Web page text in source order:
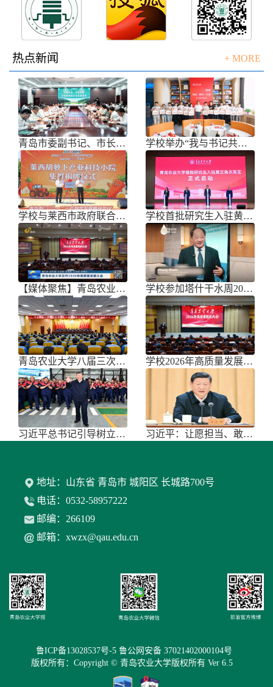
热点新闻 + MORE
青岛市委副书记、市长任刚来校调研 学校举办“我与书记共话成长”师生面
学校与莱西市政府联合举办青岛市胡萝 学校首批研究生入驻黄三角农高区
【媒体聚焦】青岛农业大学召开202 学校参加塔什干水周2026国际论坛
青岛农业大学八届三次双代会胜利召开 学校2026年高质量发展大会召开
习近平总书记引导树立和践行正确政绩 习近平：让愿担当、敢担当、善担当蔚
地址：山东省 青岛市 城阳区 长城路700号
电话：0532-58957222
邮编：266109
邮箱：xwzx@qau.edu.cn
鲁ICP备13028537号-5 鲁公网安备 37021402000104号
版权所有：Copyright © 青岛农业大学版权所有 Ver 6.5